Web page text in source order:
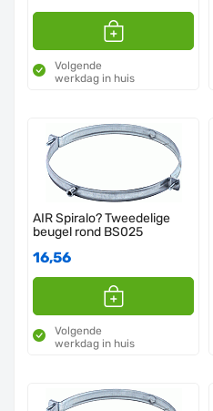
Volgende
werkdag in huis
AIR Spiralo? Tweedelige
beugel rond BS025
16,56
Volgende
werkdag in huis